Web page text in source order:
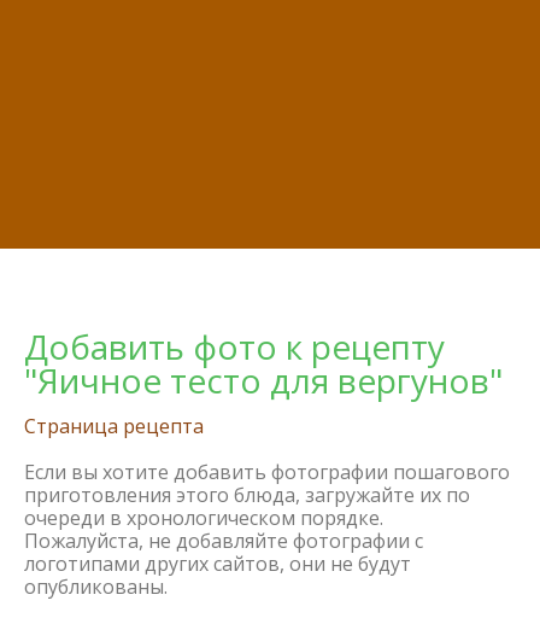
Добавить фото к рецепту
"Яичное тесто для вергунов"
Страница рецепта
Если вы хотите добавить фотографии пошагового
приготовления этого блюда, загружайте их по
очереди в хронологическом порядке.
Пожалуйста, не добавляйте фотографии с
логотипами других сайтов, они не будут
опубликованы.